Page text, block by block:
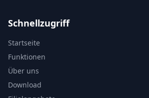
Schnellzugriff
Startseite
Funktionen
Über uns
Download